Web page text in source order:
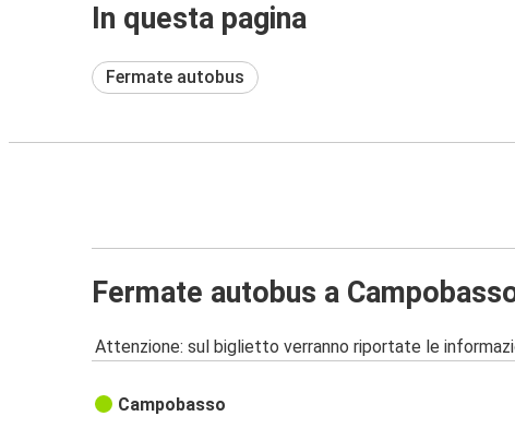
In questa pagina
Fermate autobus
Fermate autobus a
Attenzione: sul biglietto verranno riportate le
Campobasso